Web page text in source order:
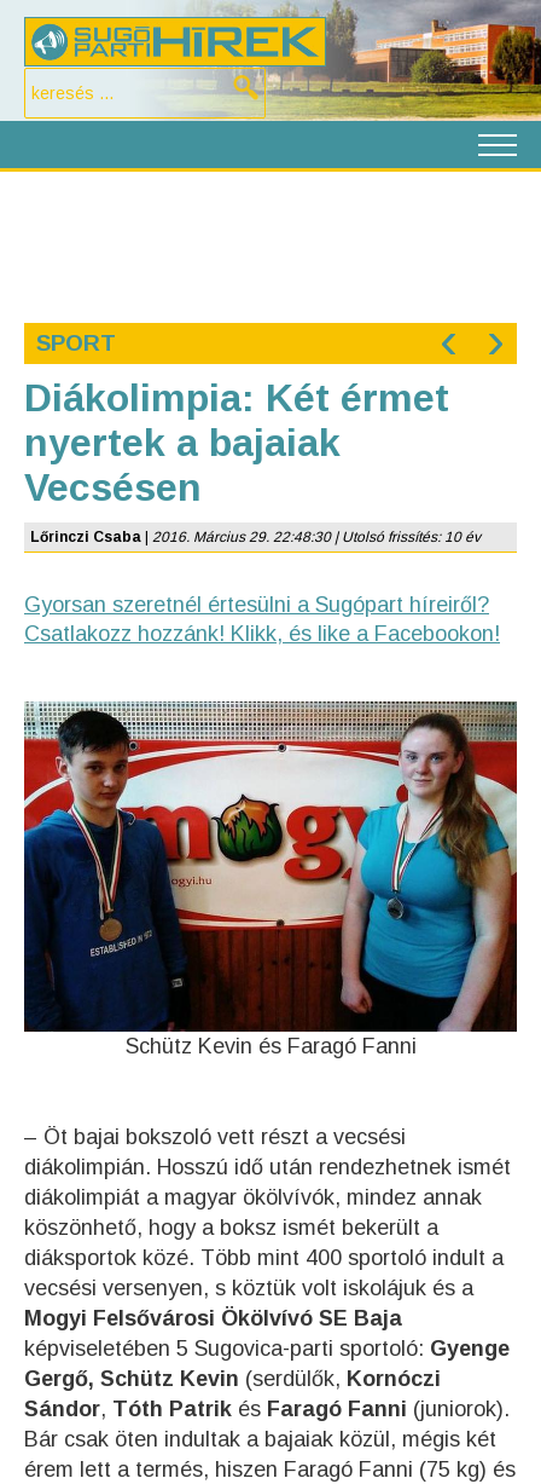
SPORT ‹ ›
Diákolimpia: Két érmet
nyertek a bajaiak
Vecsésen
Lőrinczi Csaba 2016. Március 29. 22:48:30 | Utolsó frissítés: 10 év
Gyorsan szeretnél értesülni a Sugópart híreiről?
Csatlakozz hozzánk! Klikk, és like a Facebookon!
Schütz Kevin és Faragó Fanni
– Öt bajai bokszoló vett részt a vecsési
diákolimpián. Hosszú idő után rendezhetnek ismét
diákolimpiát a magyar ökölvívók, mindez annak
köszönhető, hogy a boksz ismét bekerült a
diáksportok közé. Több mint 400 sportoló indult a
vecsési versenyen, s köztük volt iskolájuk és a
Mogyi Felsővárosi Ökölvívó SE Baja
képviseletében 5 Sugovica-parti sportoló: Gyenge
Gergő, Schütz Kevin (serdülők, Kornóczi
Sándor, Tóth Patrik és Faragó Fanni (juniorok).
Bár csak öten indultak a bajaiak közül, mégis két
érem lett a termés, hiszen Faragó Fanni (75 kg) és